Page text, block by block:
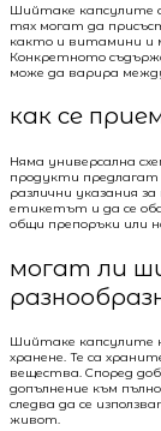
Шийтаке капсулите
тях могат да
както и витамини и
Конкретното
може да варира
как се
Няма универсална
продукти
различни указания
етикетът и да се
общи препоръки или
могат ли
Шийтаке капсулите
хранене. Те са
вещества. Според
допълнение към
следва да се
живот.